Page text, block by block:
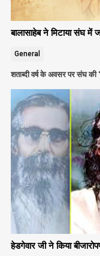
बालासाहेब ने मिटाया संघ में
General
शताब्दी वर्ष के अवसर पर संघ की
हेडगेवार जी ने किया